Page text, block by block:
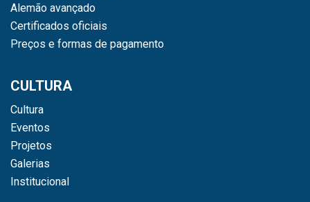
Alemão avançado
Certificados oficiais
Preços e formas de pagamento
CULTURA
Cultura
Eventos
Projetos
Galerias
Institucional